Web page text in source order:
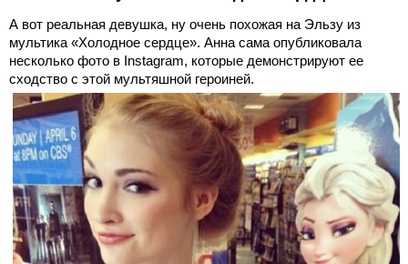
А вот реальная девушка, ну очень похожая на Эльзу из
мультика «Холодное сердце». Анна сама опубликовала
несколько фото в Instagram, которые демонстрируют ее
сходство с этой мультяшной героиней.